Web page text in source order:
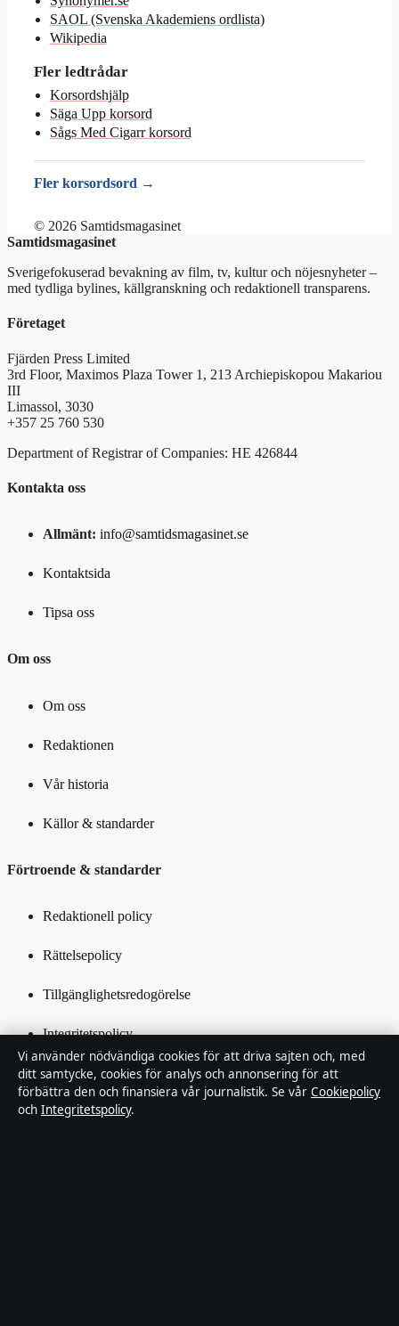
SAOL (Svenska Akademiens ordlista)
Wikipedia
Fler ledtrådar
Korsordshjälp
Säga Upp korsord
Sågs Med Cigarr korsord
Fler korsordsord →
© 2026 Samtidsmagasinet
Samtidsmagasinet
Sverigefokuserad bevakning av film, tv, kultur och nöjesnyheter –
med tydliga bylines, källgranskning och redaktionell transparens.
Företaget
Fjärden Press Limited
3rd Floor, Maximos Plaza Tower 1, 213 Archiepiskopou Makariou
III
Limassol, 3030
+357 25 760 530
Department of Registrar of Companies: HE 426844
Kontakta oss
Allmänt: info@samtidsmagasinet.se
Kontaktsida
Tipsa oss
Om oss
Om oss
Redaktionen
Vår historia
Källor & standarder
Förtroende & standarder
Redaktionell policy
Rättelsepolicy
Tillgänglighetsredogörelse
Integritetspolicy
Kändisar & integritet
Om Samtidsmagasinet i korthet
Vi använder nödvändiga cookies för att driva sajten och, med
ditt samtycke, cookies för analys och annonsering för att
förbättra den och finansiera vår journalistik. Se vår Cookiepolicy
och Integritetspolicy.